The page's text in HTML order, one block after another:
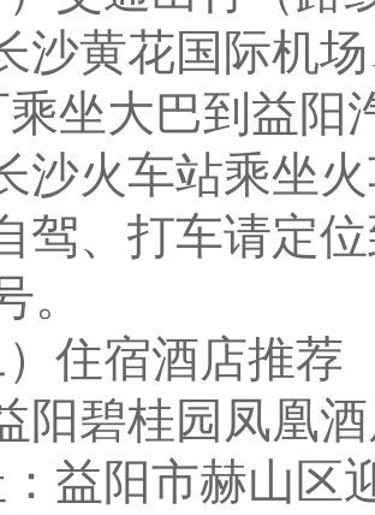
沙黄花国际机
坐大巴到益阳
沙火车站乘坐
驾、打车请定
。
）住宿酒店推荐
阳碧桂园凤凰
益阳市赫山区